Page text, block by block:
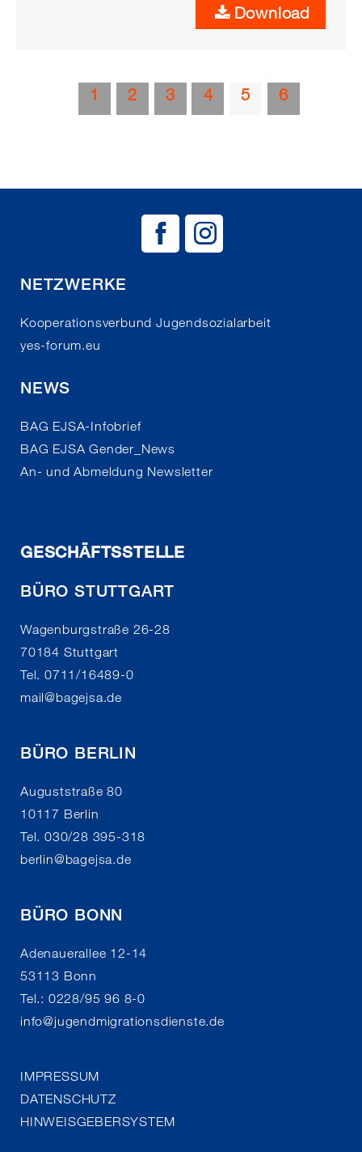
Download
1 2 3 4 5 6
NETZWERKE
Kooperationsverbund Jugendsozialarbeit
yes-forum.eu
NEWS
BAG EJSA-Infobrief
BAG EJSA Gender_News
An- und Abmeldung Newsletter
BAG EJSA
GESCHÄFTSSTELLE
BÜRO STUTTGART
Wagenburgstraße 26-28
70184 Stuttgart
Tel. 0711/16489-0
mail@bagejsa.de
BÜRO BERLIN
Auguststraße 80
10117 Berlin
Tel. 030/28 395-318
berlin@bagejsa.de
BÜRO BONN
Adenauerallee 12-14
53113 Bonn
Tel.: 0228/95 96 8-0
info@jugendmigrationsdienste.de
IMPRESSUM
DATENSCHUTZ
HINWEISGEBERSYSTEM